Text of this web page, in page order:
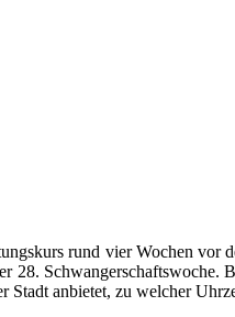
rund vier Wochen vor
28. Schwangerschaftswoche.
Stadt anbietet, zu welcher